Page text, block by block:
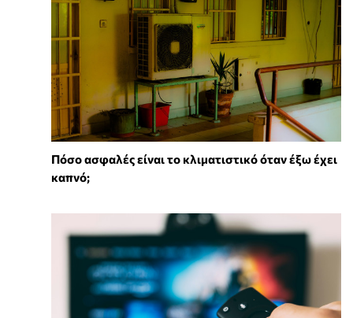
Πόσο ασφαλές είναι το κλιματιστικό όταν έξω έχει
καπνό;